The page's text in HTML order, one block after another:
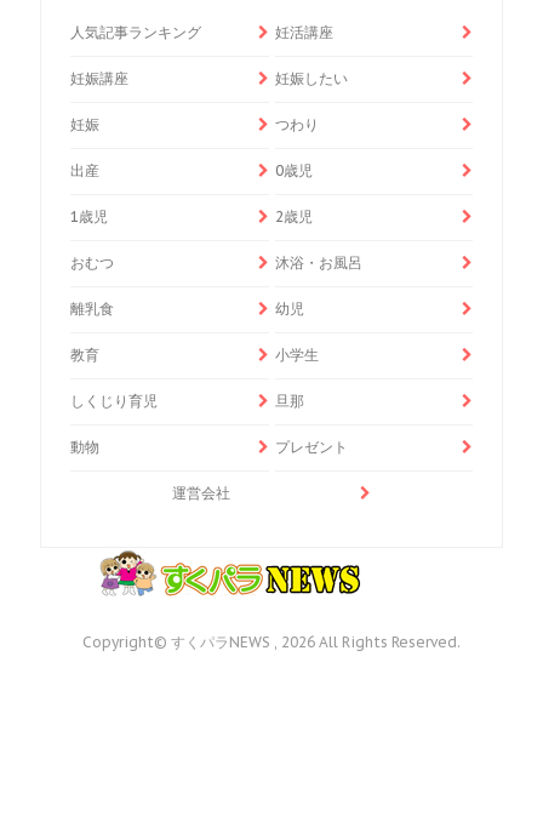
人気記事ランキング 妊活講座
妊娠講座 妊娠したい
妊娠 つわり
出産 0歳児
1歳児 2歳児
おむつ 沐浴・お風呂
離乳食 幼児
教育 小学生
しくじり育児 旦那
動物 プレゼント
運営会社
Copyright© すくパラNEWS , 2026 All Rights Reserved.